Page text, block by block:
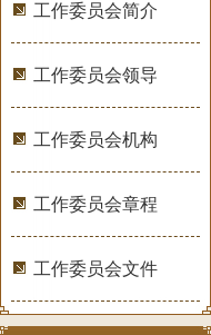
工作委员会简介
工作委员会领导
工作委员会机构
工作委员会章程
工作委员会文件